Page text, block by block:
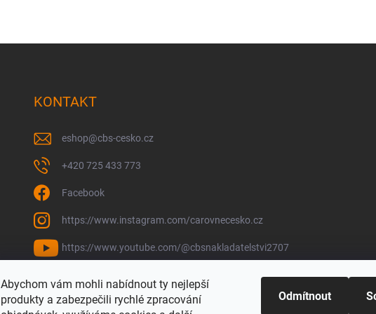
Abychom vám mohli nabídnout ty nejlepší
produkty a zabezpečili rychlé zpracování
Odmítnout
KONTAKT
eshop@cbs-cesko.cz
+420 725 433 773
Facebook
https://www.instagram.com/carovnecesko.cz
https://www.youtube.com/@cbsnakladatelstvi2707